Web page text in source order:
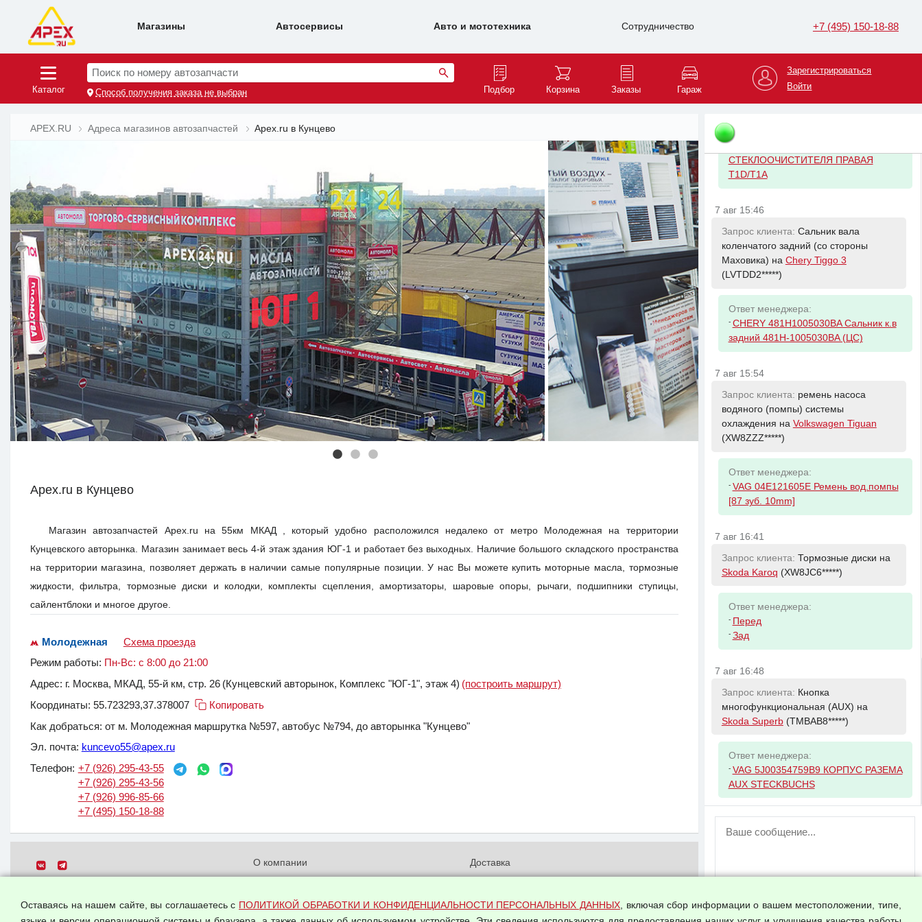
Магазины Автосервисы Авто и мототехника Сотрудничество +7 (495) 150-18-88
Каталог
Поиск по номеру автозапчасти
Способ получения заказа не выбран Подбор Корзина Заказы Гараж
Зарегистрироваться
Войти
APEX.RU Адреса магазинов автозапчастей Apex.ru в Кунцево
Apex.ru в Кунцево
Магазин автозапчастей Apex.ru на 55км МКАД , который удобно расположился недалеко от метро Молодежная на территории
Кунцевского авторынка. Магазин занимает весь 4-й этаж здания ЮГ-1 и работает без выходных. Наличие большого складского пространства
на территории магазина, позволяет держать в наличии самые популярные позиции. У нас Вы можете купить моторные масла, тормозные
жидкости, фильтра, тормозные диски и колодки, комплекты сцепления, амортизаторы, шаровые опоры, рычаги, подшипники ступицы,
сайлентблоки и многое другое.
Молодежная
Схема проезда
Режим работы: Пн-Вс: с 8:00 до 21:00
Адрес: г. Москва, МКАД, 55-й км, стр. 26 (Кунцевский авторынок, Комплекс "ЮГ-1", этаж 4) (построить маршрут)
Координаты: 55.723293,37.378007
Копировать
Как добраться: от м. Молодежная маршрутка №597, автобус №794, до авторынка "Кунцево"
Эл. почта: kuncevo55@apex.ru
Телефон: +7 (926) 295-43-55
+7 (926) 295-43-56
+7 (926) 996-85-66
+7 (495) 150-18-88
Все права защищены.
О компании
Доставка
Оплата и возвраты
Оставаясь на нашем сайте, вы соглашаетесь с ПОЛИТИКОЙ ОБРАБОТКИ И КОНФИДЕНЦИАЛЬНОСТИ ПЕРСОНАЛЬНЫХ ДАННЫХ, включая сбор информации о вашем местоположении, типе,
Запрос клиента:Датчик вала
коленчатого наChery Tiggo 3
Ответ менеджера:
-
СТЕКЛООЧИСТИТЕЛЯ ПРАВАЯ
T1D/T1A
7 авг 15:46
Запрос клиента: Сальник вала
коленчатого задний (со стороны
Маховика) на Chery Tiggo 3
(LVTDD2*****)
Ответ менеджера:
- CHERY 481H1005030BA Сальник к.в
задний 481H-1005030BA (ЦС)
7 авг 15:54
Запрос клиента: ремень насоса
водяного (помпы) системы
охлаждения на Volkswagen Tiguan
(XW8ZZZ*****)
Ответ менеджера:
- VAG 04E121605E Ремень вод.помпы
[87 зуб. 10mm]
7 авг 16:41
Запрос клиента: Тормозные диски на
Skoda Karoq (XW8JC6*****)
Ответ менеджера:
- Перед
- Зад
7 авг 16:48
Запрос клиента: Кнопка
многофункциональная (AUX) на
Skoda Superb(TMBAB8*****)
Ответ менеджера:
- VAG 5J00354759B9 КОРПУС РАЗЕМА
AUX STECKBUCHS
ВНИМАНИЕ!
пользователей временно отключена!
аккаунт.